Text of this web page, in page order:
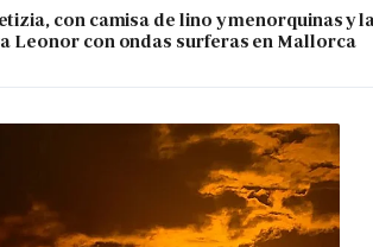
con camisa de lino y menorquinas y
Leonor con ondas surferas en Mallorca